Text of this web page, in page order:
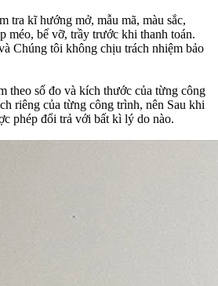
tra kĩ hướng mở, mẫu mã, màu sắc,
méo, bể vỡ, trầy trước khi thanh toán.
Chúng tôi không chịu trách nhiệm bảo
theo số đo và kích thước của từng công
riêng của từng công trình, nên Sau khi
phép đổi trả với bất kì lý do nào.